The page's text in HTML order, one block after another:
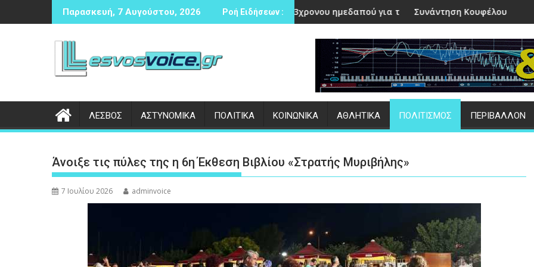
στο
Παρασκευή, 7 Αυγούστου, 2026 Ροή Ειδήσεων :
επιτραπέζιας αντισφαίρισηςΔικογραφία σε βάρος 23χρονου ημεδαπού για τροχαίο στην ΠέτραΣυνάντηση Κουφέλου - Μανωλακέλλη | Στο
ΛΕΣΒΟΣ ΑΣΤΥΝΟΜΙΚΑ ΠΟΛΙΤΙΚΑ ΚΟΙΝΩΝΙΚΑ ΑΘΛΗΤΙΚΑ ΠΟΛΙΤΙΣΜΟΣ ΠΕΡΙΒΑΛΛΟΝ
Άνοιξε τις πύλες της η 6η Έκθεση Βιβλίου «Στρατής Μυριβήλης»
7 Ιουλίου 2026 adminvoice